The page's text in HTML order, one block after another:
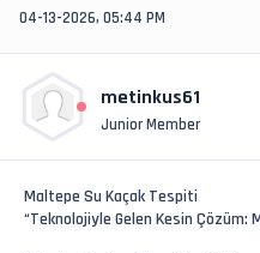
04-13-2026, 05:44 PM
metinkus61
Junior Member
Maltepe Su Kaçak Tespiti
“Teknolojiyle Gelen Kesin Çözüm: